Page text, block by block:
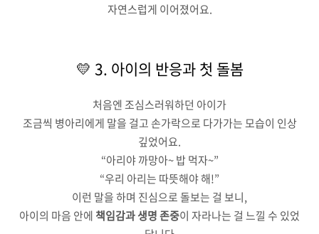
자연스럽게 이어졌어요.
💛 3. 아이의 반응과 첫 돌봄
처음엔 조심스러워하던 아이가
조금씩 병아리에게 말을 걸고 손가락으로 다가가는 모습이 인상
깊었어요.
“아리야 까망아~ 밥 먹자~”
“우리 아리는 따뜻해야 해!”
이런 말을 하며 진심으로 돌보는 걸 보니,
아이의 마음 안에 책임감과 생명 존중이 자라나는 걸 느낄 수 있었